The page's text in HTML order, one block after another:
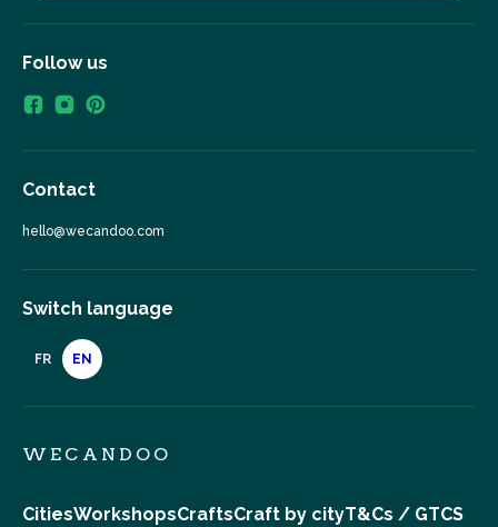
Follow us
Contact
hello@wecandoo.com
Switch language
FR EN
WECANDOO
CitiesWorkshopsCraftsCraft by cityT&Cs / GTCS